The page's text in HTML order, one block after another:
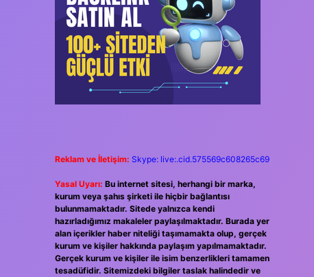
Reklam ve İletişim: Skype: live:.cid.575569c608265c69
Yasal Uyarı: Bu internet sitesi, herhangi bir marka,
kurum veya şahıs şirketi ile hiçbir bağlantısı
bulunmamaktadır. Sitede yalnızca kendi
hazırladığımız makaleler paylaşılmaktadır. Burada yer
alan içerikler haber niteliği taşımamakta olup, gerçek
kurum ve kişiler hakkında paylaşım yapılmamaktadır.
Gerçek kurum ve kişiler ile isim benzerlikleri tamamen
tesadüfidir. Sitemizdeki bilgiler taslak halindedir ve